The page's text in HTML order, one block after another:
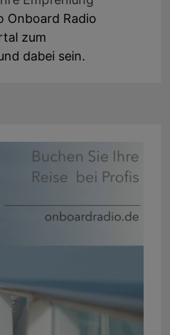
Onboard Radio
zum
dabei sein.